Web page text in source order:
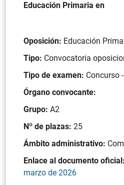
Educación Primaria en
Oposición: Educación
Tipo: Convocatoria
Tipo de examen: Concurso
Órgano convocante:
Grupo: A2
Nº de plazas: 25
Ámbito administrativo:
Enlace al documento oficial:
marzo de 2026